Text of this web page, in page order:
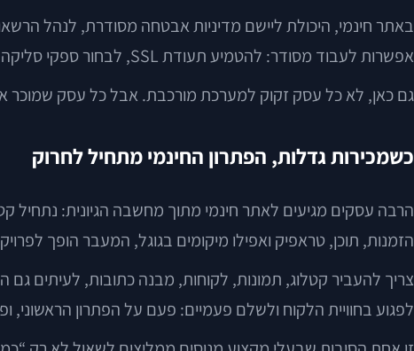
באתר חינמי, היכולת ליישם מדיניות אבטחה מסודרת, לנהל
אפשרות לעבוד מסודר: להטמיע תעודת SSL, לבחור ספקי סליקה מוכרים, להגדיר גיבויים, לעדכן רכיבים ולבקר גישה של משתמשים ומנהלים.
גם כאן, לא כל עסק זקוק למערכת מורכבת. אבל כל עסק שמוכר
כשמכירות גדלות, הפתרון החינמי מתחיל לחרוק
הרבה עסקים מגיעים לאתר חינמי מתוך מחשבה הגיונית:
הזמנות, תוכן, טראפיק ואפילו מיקומים בגוגל, המעבר הופך
צריך להעביר קטלוג, תמונות, לקוחות, מבנה כתובות, לעיתים גם
לפגוע בחוויית הלקוח ולשלם פעמיים: פעם על הפתרון הראשוני,